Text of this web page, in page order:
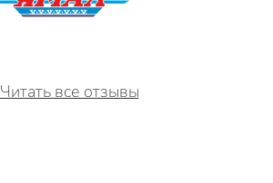
Читать все отзывы